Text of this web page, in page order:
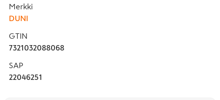
Merkki
DUNI
GTIN
7321032088068
SAP
22046251